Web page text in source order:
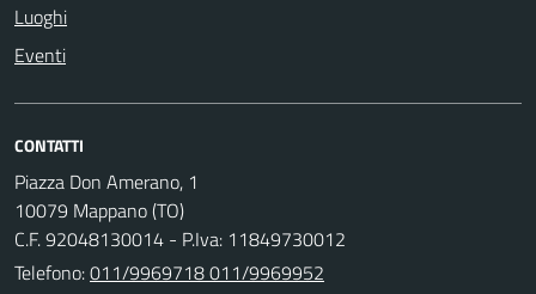
Luoghi
Eventi
CONTATTI
Piazza Don Amerano, 1
10079 Mappano (TO)
C.F. 92048130014 - P.Iva: 11849730012
Telefono:011/9969718 011/9969952